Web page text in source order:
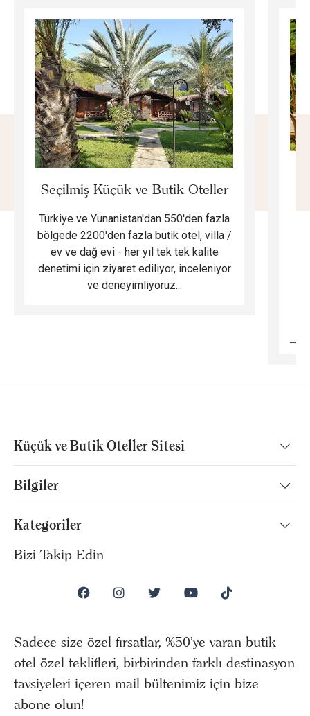
Seçilmiş Küçük ve Butik Oteller
Türkiye ve Yunanistan'dan 550'den fazla
bölgede 2200'den fazla butik otel, villa /
ev ve dağ evi - her yıl tek tek kalite
denetimi için ziyaret ediliyor, inceleniyor
ve deneyimliyoruz...
Küçük ve Butik Oteller Sitesi
Bilgiler
Kategoriler
Bizi Takip Edin
Sadece size özel fırsatlar, %50’ye varan butik
otel özel teklifleri, birbirinden farklı destinasyon
tavsiyeleri içeren mail bültenimiz için bize
abone olun!